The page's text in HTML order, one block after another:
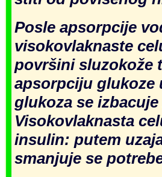
Posle apsorpcije
visokovlaknaste
površini sluzokože
apsorpciju glukoze
glukoza se
Visokovlaknasta
insulin: putem
smanjuje se